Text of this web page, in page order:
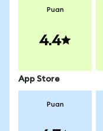
Puan
4.4
App Store
Puan